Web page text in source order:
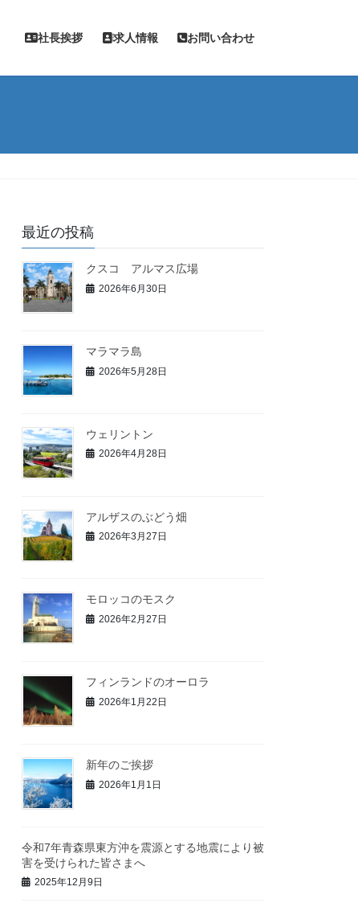
社長挨拶 求人情報 お問い合わせ
最近の投稿
クスコ アルマス広場
2026年6月30日
マラマラ島
2026年5月28日
ウェリントン
2026年4月28日
アルザスのぶどう畑
2026年3月27日
モロッコのモスク
2026年2月27日
フィンランドのオーロラ
2026年1月22日
新年のご挨拶
2026年1月1日
令和7年青森県東方沖を震源とする地震により被
害を受けられた皆さまへ
2025年12月9日